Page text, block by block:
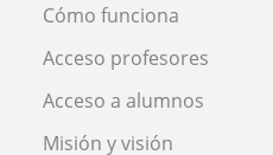
Cómo funciona
Acceso profesores
Acceso a alumnos
Misión y visión